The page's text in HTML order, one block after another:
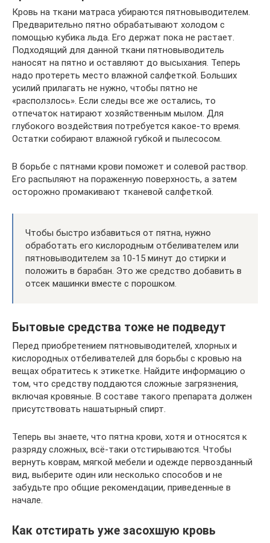
Кровь на ткани матраса убираются пятновыводителем.
Предварительно пятно обрабатывают холодом с
помощью кубика льда. Его держат пока не растает.
Подходящий для данной ткани пятновыводитель
наносят на пятно и оставляют до высыхания. Теперь
надо протереть место влажной салфеткой. Больших
усилий прилагать не нужно, чтобы пятно не
«расползлось». Если следы все же остались, то
отпечаток натирают хозяйственным мылом. Для
глубокого воздействия потребуется какое-то время.
Остатки собирают влажной губкой и пылесосом.
В борьбе с пятнами крови поможет и солевой раствор.
Его распыляют на пораженную поверхность, а затем
осторожно промакивают тканевой салфеткой.
Чтобы быстро избавиться от пятна, нужно
обработать его кислородным отбеливателем или
пятновыводителем за 10-15 минут до стирки и
положить в барабан. Это же средство добавить в
отсек машинки вместе с порошком.
Бытовые средства тоже не подведут
Перед приобретением пятновыводителей, хлорных и
кислородных отбеливателей для борьбы с кровью на
вещах обратитесь к этикетке. Найдите информацию о
том, что средству поддаются сложные загрязнения,
включая кровяные. В составе такого препарата должен
присутствовать нашатырный спирт.
Теперь вы знаете, что пятна крови, хотя и относятся к
разряду сложных, всё-таки отстирываются. Чтобы
вернуть коврам, мягкой мебели и одежде первозданный
вид, выберите один или несколько способов и не
забудьте про общие рекомендации, приведенные в
начале.
Как отстирать уже засохшую кровь